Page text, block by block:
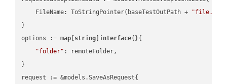
    FileName: ToStringPointer(baseTestOutPath +
"file.ODT"
}
options := map string ]interface{}{
"folder" : remoteFolder,
}
request := &models.SaveAsRequest{